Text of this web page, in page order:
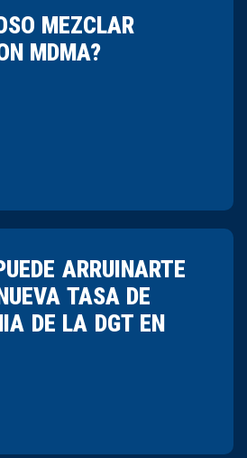
MEZCLAR
MDMA?
ARRUINARTE
TASA DE
DE LA DGT EN